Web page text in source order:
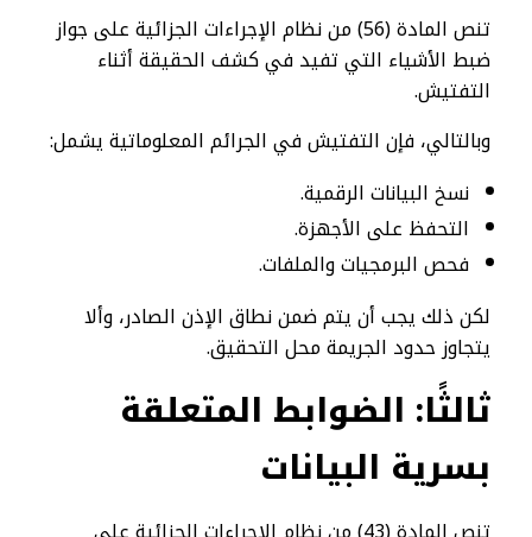
تنص المادة (56) من نظام الإجراءات الجزائية على جواز
ضبط الأشياء التي تفيد في كشف الحقيقة أثناء
التفتيش.
وبالتالي، فإن التفتيش في الجرائم المعلوماتية يشمل:
نسخ البيانات الرقمية.
التحفظ على الأجهزة.
فحص البرمجيات والملفات.
لكن ذلك يجب أن يتم ضمن نطاق الإذن الصادر، وألا
يتجاوز حدود الجريمة محل التحقيق.
ثالثًا: الضوابط المتعلقة
بسرية البيانات